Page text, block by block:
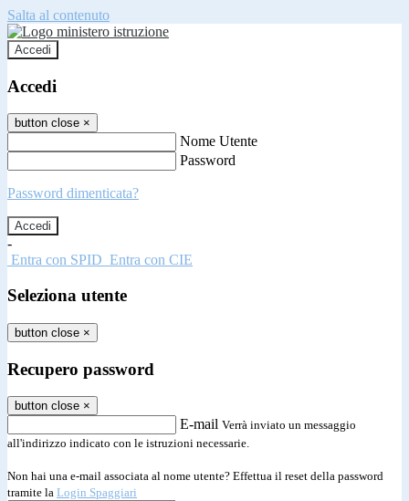
Salta al contenuto
Accedi
Accedi
button close ×
Nome Utente
Password
Password dimenticata?
-
Entra con SPID Entra con CIE
Seleziona utente
button close ×
Recupero password
button close ×
E-mail Verrà inviato un messaggio
all'indirizzo indicato con le istruzioni necessarie.
Non hai una e-mail associata al nome utente? Effettua il reset della password
tramite la Login Spaggiari